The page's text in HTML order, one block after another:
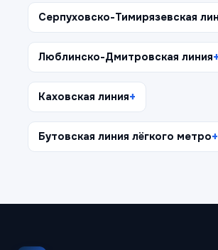
Серпуховско-Тимирязевская
Люблинско-Дмитровская линия
Каховская линия
Бутовская линия лёгкого метро